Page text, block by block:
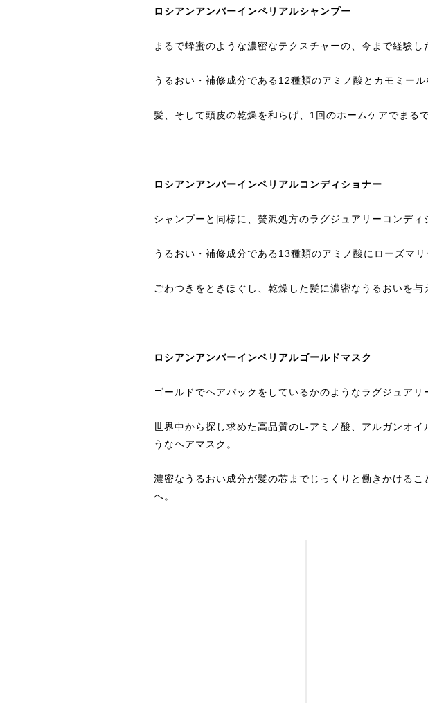
ロシアンアンバーインペリアルシャンプー
まるで蜂蜜のような濃密なテクスチャーの、今まで経験
うるおい・補修成分である12種類のアミノ酸とカモミー
髪、そして頭皮の乾燥を和らげ、1回のホームケアでまる
ロシアンアンバーインペリアルコンディショナー
シャンプーと同様に、贅沢処方のラグジュアリーコンディ
うるおい・補修成分である13種類のアミノ酸にローズマ
ごわつきをときほぐし、乾燥した髪に濃密なうるおいを
ロシアンアンバーインペリアルゴールドマスク
ゴールドでヘアパックをしているかのようなラグジュアリ
世界中から探し求めた高品質のL-アミノ酸、アルガンオ
うなヘアマスク。
濃密なうるおい成分が髪の芯までじっくりと働きかける
へ。